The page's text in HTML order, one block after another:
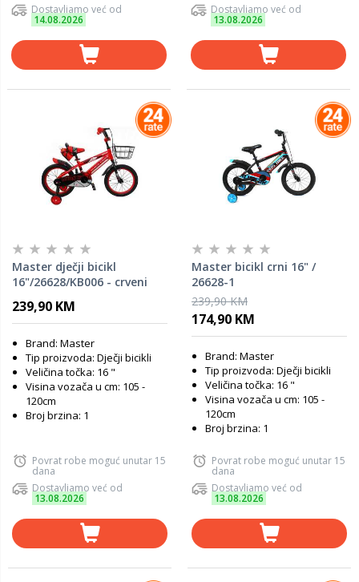
Dostavljamo već od
14.08.2026
Dostavljamo već od
13.08.2026
Master dječji bicikl
16"/26628/KB006 - crveni
239,90 KM
Brand: Master
Tip proizvoda: Dječji bicikli
Veličina točka: 16 "
Visina vozača u cm: 105 -
120cm
Broj brzina: 1
Povrat robe moguć unutar 15
dana
Dostavljamo već od
13.08.2026
Master bicikl crni 16" /
26628-1
239,90 KM
174,90 KM
Brand: Master
Tip proizvoda: Dječji bicikli
Veličina točka: 16 "
Visina vozača u cm: 105 -
120cm
Broj brzina: 1
Povrat robe moguć unutar 15
dana
Dostavljamo već od
13.08.2026